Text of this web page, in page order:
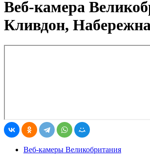
Веб-камера
Кливдон,
Веб-камеры Великобритания